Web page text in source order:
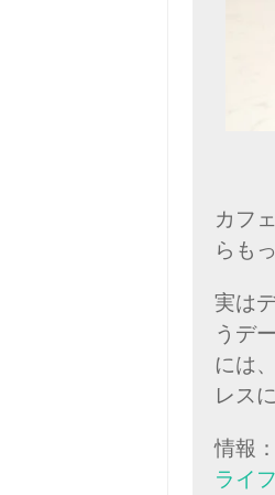
カフ
らも
実は
うデ
には
レスに
情報
ライ